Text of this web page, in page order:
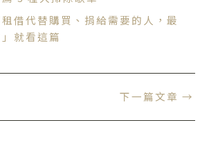
借代替購買、捐給需要的人，最
就看這篇
下一篇文章 →